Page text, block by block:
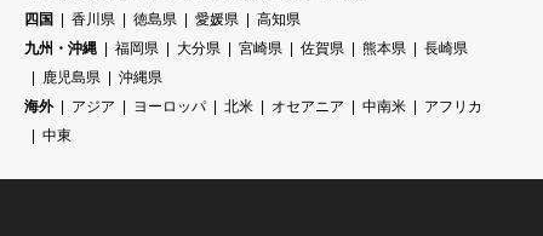
四国
香川県 徳島県 愛媛県
高知県
九州・沖縄
福岡県 大分県 宮崎県 佐賀県 熊本県
長崎県
鹿児島県
沖縄県
海外
アジア ヨーロッパ 北米 オセアニア 中南米
アフリカ
中東